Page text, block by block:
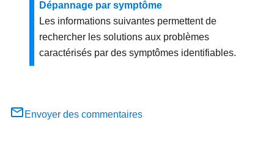
Dépannage par symptôme
Les informations suivantes permettent de
rechercher les solutions aux problèmes
caractérisés par des symptômes identifiables.
Envoyer des commentaires